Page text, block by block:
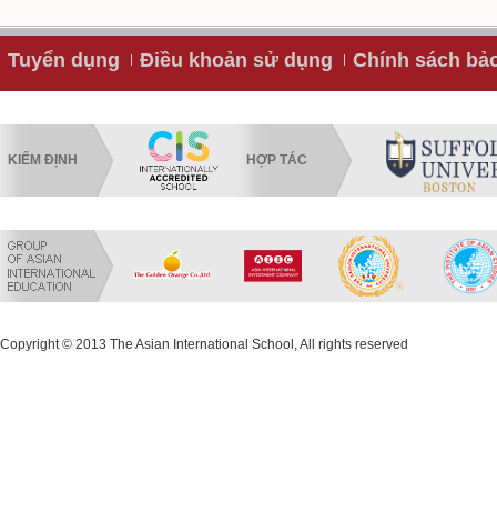
Tuyển dụng Điều khoản sử dụng Chính sách
KIỂM ĐỊNH HỢP TÁC
Copyright © 2013 The Asian International School, All rights reserved